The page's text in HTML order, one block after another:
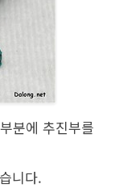
분에 추진부를
니다.